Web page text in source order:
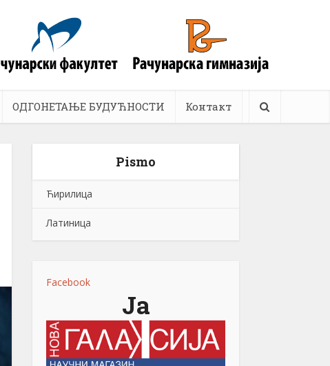
ОДГОНЕТАЊЕ БУДУЋНОСТИ Контакт
Pismo
Ћирилица
Латиница
Facebook
Ја